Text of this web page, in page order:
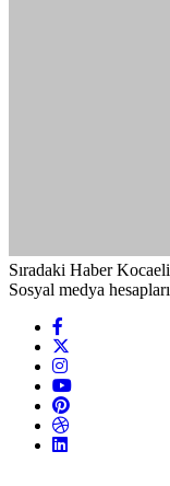
Sıradaki Haber
Sosyal medya